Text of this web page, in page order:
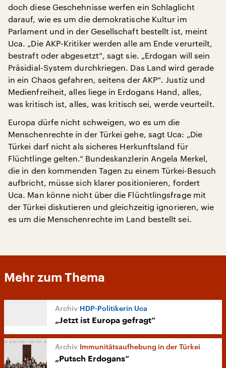
doch diese Geschehnisse werfen ein Schlaglicht
darauf, wie es um die demokratische Kultur im
Parlament und in der Gesellschaft bestellt ist, meint
Uca. „Die AKP-Kritiker werden alle am Ende verurteilt,
bestraft oder abgesetzt“, sagt sie. „Erdogan will sein
Präsidial-System durchkriegen. Das Land wird gerade
in ein Chaos gefahren, seitens der AKP“. Justiz und
Medienfreiheit, alles liege in Erdogans Hand, alles,
was kritisch ist, alles, was kritisch sei, werde veurteilt.
Europa dürfe nicht schweigen, wo es um die
Menschenrechte in der Türkei gehe, sagt Uca: „Die
Türkei darf nicht als sicheres Herkunftsland für
Flüchtlinge gelten.“ Bundeskanzlerin Angela Merkel,
die in den kommenden Tagen zu einem Türkei-Besuch
aufbricht, müsse sich klarer positionieren, fordert
Uca. Man könne nicht über die Flüchtlingsfrage mit
der Türkei diskutieren und gleichzeitig ignorieren, wie
es um die Menschenrechte im Land bestellt sei.
Mehr zum Thema
HDP-Politikerin Uca
„Jetzt ist Europa gefragt“
Immunitätsaufhebung in der Türkei
„Putsch Erdogans“